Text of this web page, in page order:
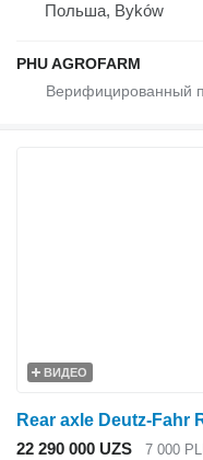
Польша, Byków
PHU AGROFARM
ВИДЕО
22 290 000 UZS 7 000